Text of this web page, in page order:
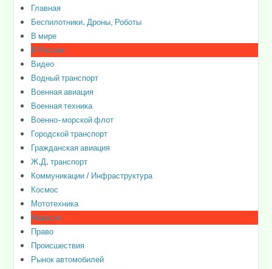
Главная
Беспилотники. Дроны, Роботы
В мире
В России
Видео
Водный транспорт
Военная авиация
Военная техника
Военно-морской флот
Городской транспорт
Гражданская авиация
Ж.Д. транспорт
Коммуникации / Инфраструктура
Космос
Мототехника
Новости
Право
Происшествия
Рынок автомобилей